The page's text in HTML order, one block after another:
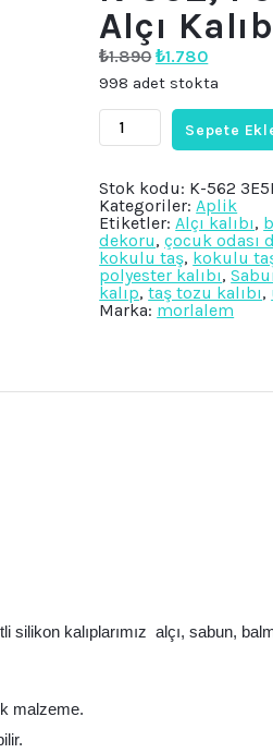
Alçı
₺1.890 Orijinal
₺1.890.
₺1.780Şu
fiyat:
₺1.780.
998 adet stokta
Sepetli
Uçan
Balonlar,
Balon
Silikon
Kalıp
K-
562,
Polyester
Taş
Tozu
Sepete
Stok kodu: K-562
Kategoriler:Aplik
Etiketler:Alçı kalıbı,
dekoru,çocuk odası
kokulu taş, kokulu
polyester kalıbı,
kalıp,taş tozu kalıbı,
Marka: morlalem
kalıplarımız alçı, sabun,
malzeme.